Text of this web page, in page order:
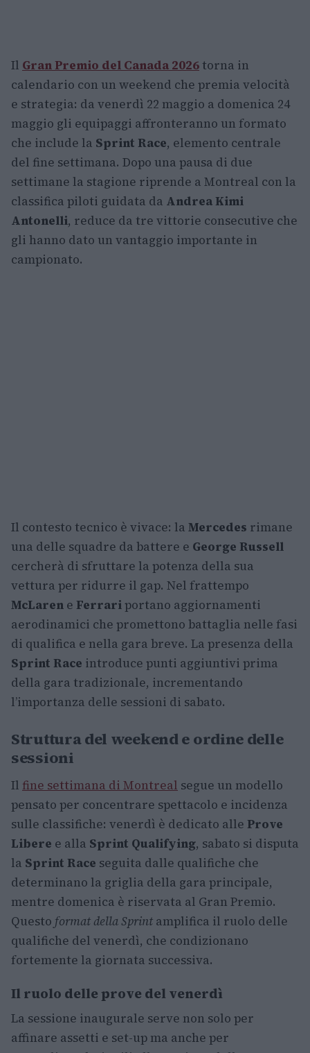
Il Gran Premio del Canada 2026 torna in
calendario con un weekend che premia velocità
e strategia: da venerdì 22 maggio a domenica 24
maggio gli equipaggi affronteranno un formato
che include la Sprint Race, elemento centrale
del fine settimana. Dopo una pausa di due
settimane la stagione riprende a Montreal con la
classifica piloti guidata da Andrea Kimi
Antonelli, reduce da tre vittorie consecutive che
gli hanno dato un vantaggio importante in
campionato.
Il contesto tecnico è vivace: la Mercedes rimane
una delle squadre da battere e George Russell
cercherà di sfruttare la potenza della sua
vettura per ridurre il gap. Nel frattempo
McLaren e Ferrariportano aggiornamenti
aerodinamici che promettono battaglia nelle fasi
di qualifica e nella gara breve. La presenza della
Sprint Race introduce punti aggiuntivi prima
della gara tradizionale, incrementando
l’importanza delle sessioni di sabato.
Struttura del weekend e ordine delle
sessioni
Il fine settimana di Montreal segue un modello
pensato per concentrare spettacolo e incidenza
sulle classifiche: venerdì è dedicato alle Prove
Libere e alla Sprint Qualifying, sabato si disputa
la Sprint Race seguita dalle qualifiche che
determinano la griglia della gara principale,
mentre domenica è riservata al Gran Premio.
Questo format della Sprint amplifica il ruolo delle
qualifiche del venerdì, che condizionano
fortemente la giornata successiva.
Il ruolo delle prove del venerdì
La sessione inaugurale serve non solo per
affinare assetti e set-up ma anche per